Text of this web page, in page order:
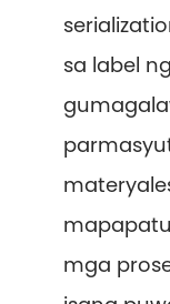
sa label
mga